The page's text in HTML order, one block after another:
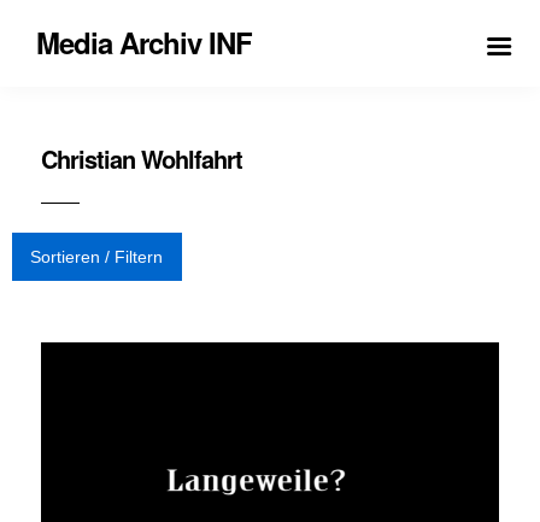
Media Archiv INF
Christian Wohlfahrt
Sortieren / Filtern